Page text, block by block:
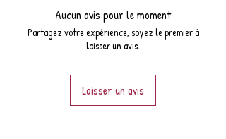
Aucun avis pour le moment
Partagez votre expérience, soyez le premier à
laisser un avis.
Laisser un avis